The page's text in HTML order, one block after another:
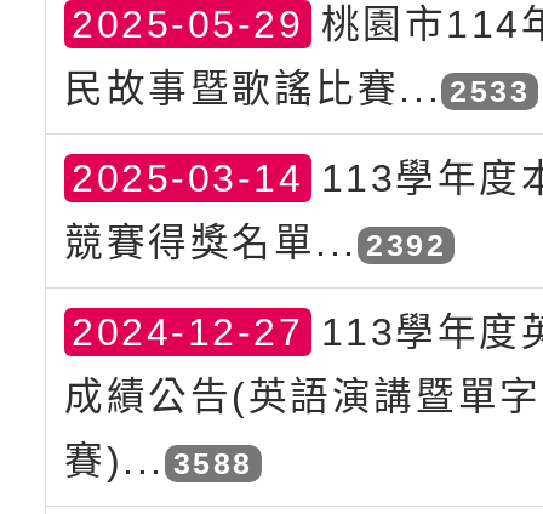
2025-05-29 桃園市114
民故事暨歌謠比賽... 2533
2025-03-14 113學年度
競賽得獎名單... 2392
2024-12-27 113學年度
成績公告(英語演講暨單
賽)... 3588